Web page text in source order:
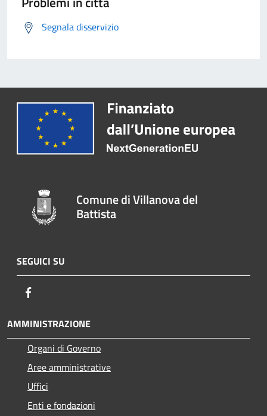
Segnala disservizio
Comune di Villanova del
Battista
SEGUICI SU
AMMINISTRAZIONE
Organi di Governo
Aree amministrative
Uffici
Enti e fondazioni